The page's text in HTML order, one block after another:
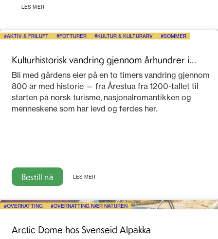
LES MER
AKTIV & FRILUFT FOTTURER KULTUR & KULTURARV SOMMER
Kulturhistorisk vandring gjennom århundrer i
Telemark
Bli med gårdens eier på en to timers vandring gjennom
800 år med historie — fra Årestua fra 1200-tallet til
starten på norsk turisme, nasjonalromantikken og
menneskene som har levd og ferdes her.
Bestill nå LES MER
OVERNATTING OVERNATTING NÆR NATUREN
Arctic Dome hos Svenseid Alpakka